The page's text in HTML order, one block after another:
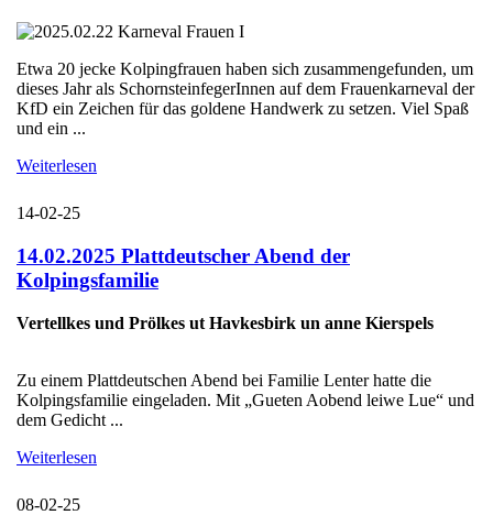
Etwa 20 jecke Kolpingfrauen haben sich zusammengefunden, um
dieses Jahr als SchornsteinfegerInnen auf dem Frauenkarneval der
KfD ein Zeichen für das goldene Handwerk zu setzen. Viel Spaß
und ein ...
Weiterlesen
14-02-25
14.02.2025 Plattdeutscher Abend der
Kolpingsfamilie
Vertellkes und Prölkes ut Havkesbirk un anne Kierspels
Zu einem Plattdeutschen Abend bei Familie Lenter hatte die
Kolpingsfamilie eingeladen. Mit „Gueten Aobend leiwe Lue“ und
dem Gedicht ...
Weiterlesen
08-02-25